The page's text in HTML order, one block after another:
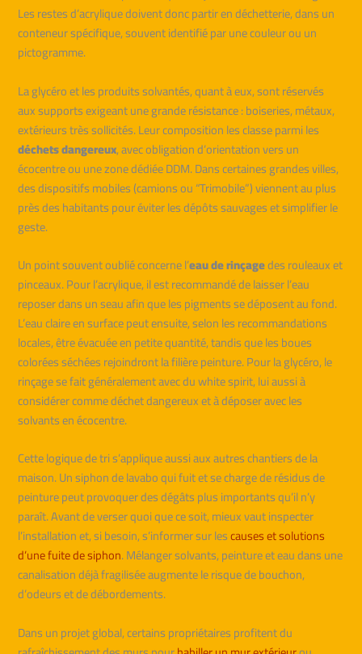
Les restes d’acrylique doivent donc partir en déchetterie, dans un
conteneur spécifique, souvent identifié par une couleur ou un
pictogramme.
La glycéro et les produits solvantés, quant à eux, sont réservés
aux supports exigeant une grande résistance : boiseries, métaux,
extérieurs très sollicités. Leur composition les classe parmi les
déchets dangereux, avec obligation d’orientation vers un
écocentre ou une zone dédiée DDM. Dans certaines grandes villes,
des dispositifs mobiles (camions ou “Trimobile”) viennent au plus
près des habitants pour éviter les dépôts sauvages et simplifier le
geste.
Un point souvent oublié concerne l’eau de rinçagedes rouleaux et
pinceaux. Pour l’acrylique, il est recommandé de laisser l’eau
reposer dans un seau afin que les pigments se déposent au fond.
L’eau claire en surface peut ensuite, selon les recommandations
locales, être évacuée en petite quantité, tandis que les boues
colorées séchées rejoindront la filière peinture. Pour la glycéro, le
rinçage se fait généralement avec du white spirit, lui aussi à
considérer comme déchet dangereux et à déposer avec les
solvants en écocentre.
Cette logique de tri s’applique aussi aux autres chantiers de la
maison. Un siphon de lavabo qui fuit et se charge de résidus de
peinture peut provoquer des dégâts plus importants qu’il n’y
paraît. Avant de verser quoi que ce soit, mieux vaut inspecter
l’installation et, si besoin, s’informer sur lescauses et solutions
d’une fuite de siphon. Mélanger solvants, peinture et eau dans une
canalisation déjà fragilisée augmente le risque de bouchon,
d’odeurs et de débordements.
Dans un projet global, certains propriétaires profitent du